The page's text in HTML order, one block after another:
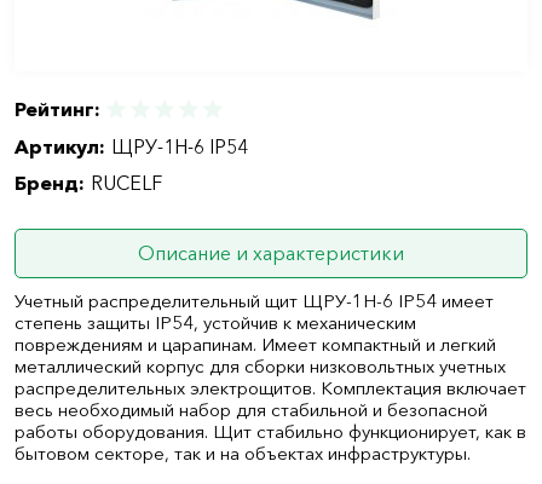
Рейтинг:
Артикул: ЩРУ-1Н-6 IP54
Бренд: RUCELF
Описание и характеристики
Учетный распределительный щит ЩРУ-1Н-6 IP54 имеет
степень защиты IP54, устойчив к механическим
повреждениям и царапинам. Имеет компактный и легкий
металлический корпус для сборки низковольтных учетных
распределительных электрощитов. Комплектация включает
весь необходимый набор для стабильной и безопасной
работы оборудования. Щит стабильно функционирует, как в
бытовом секторе, так и на объектах инфраструктуры.